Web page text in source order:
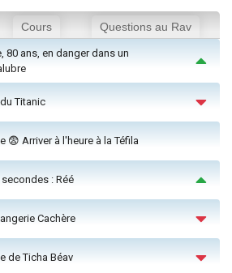
Cours Questions au Rav
80 ans, en danger dans un
Titanic
😨 Arriver à l'heure à la Téfila
: Réé
Cachère
de Ticha Béav